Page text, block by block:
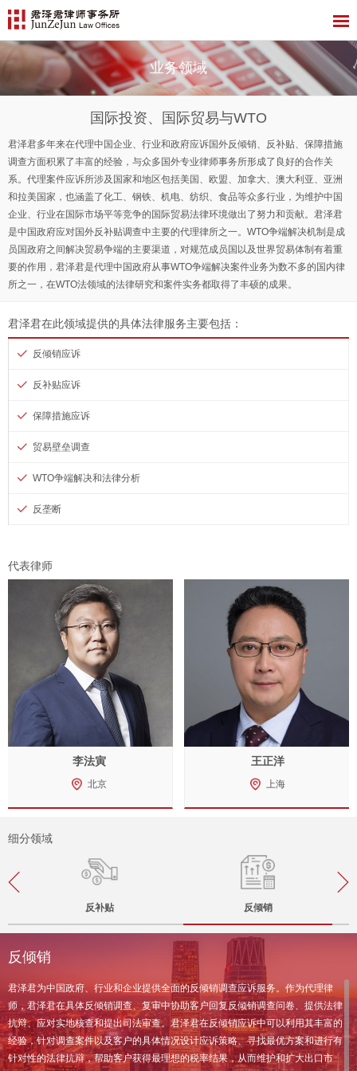
业务领域
国际投资、国际贸易与WTO
君泽君多年来在代理中国企业、行业和政府应诉国外反倾销、反补贴、保障措施
调查方面积累了丰富的经验，与众多国外专业律师事务所形成了良好的合作关
系。代理案件应诉所涉及国家和地区包括美国、欧盟、加拿大、澳大利亚、亚洲
和拉美国家，也涵盖了化工、钢铁、机电、纺织、食品等众多行业，为维护中国
企业、行业在国际市场平等竞争的国际贸易法律环境做出了努力和贡献。君泽君
是中国政府应对国外反补贴调查中主要的代理律所之一。WTO争端解决机制是成
员国政府之间解决贸易争端的主要渠道，对规范成员国以及世界贸易体制有着重
要的作用，君泽君是代理中国政府从事WTO争端解决案件业务为数不多的国内律
所之一，在WTO法领域的法律研究和案件实务都取得了丰硕的成果。
君泽君在此领域提供的具体法律服务主要包括：
反倾销应诉
反补贴应诉
保障措施应诉
贸易壁垒调查
WTO争端解决和法律分析
反垄断
代表律师
李法寅
北京
王正洋
上海
细分领域
反补贴 反倾销
反倾销
君泽君为中国政府、行业和企业提供全面的反倾销调查应诉服务。作为代理律
师，君泽君在具体反倾销调查、复审中协助客户回复反倾销调查问卷、提供法律
抗辩、应对实地核查和提出司法审查。君泽君在反倾销应诉中可以利用其丰富的
经验，针对调查案件以及客户的具体情况设计应诉策略、寻找最优方案和进行有
针对性的法律抗辩，帮助客户获得最理想的税率结果，从而维护和扩大出口市